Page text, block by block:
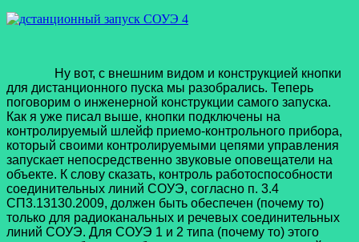
Ну вот, с внешним видом и конструкцией кнопки
для дистанционного пуска мы разобрались. Теперь
поговорим о инженерной конструкции самого запуска.
Как я уже писал выше, кнопки подключены на
контролируемый шлейф приемо-контрольного прибора,
который своими контролируемыми цепями управления
запускает непосредственно звуковые оповещатели на
объекте. К слову сказать, контроль работоспособности
соединительных линий СОУЭ, согласно п. 3.4
СП3.13130.2009, должен быть обеспечен (почему то)
только для радиоканальных и речевых соединительных
линий СОУЭ. Для СОУЭ 1 и 2 типа (почему то) этого